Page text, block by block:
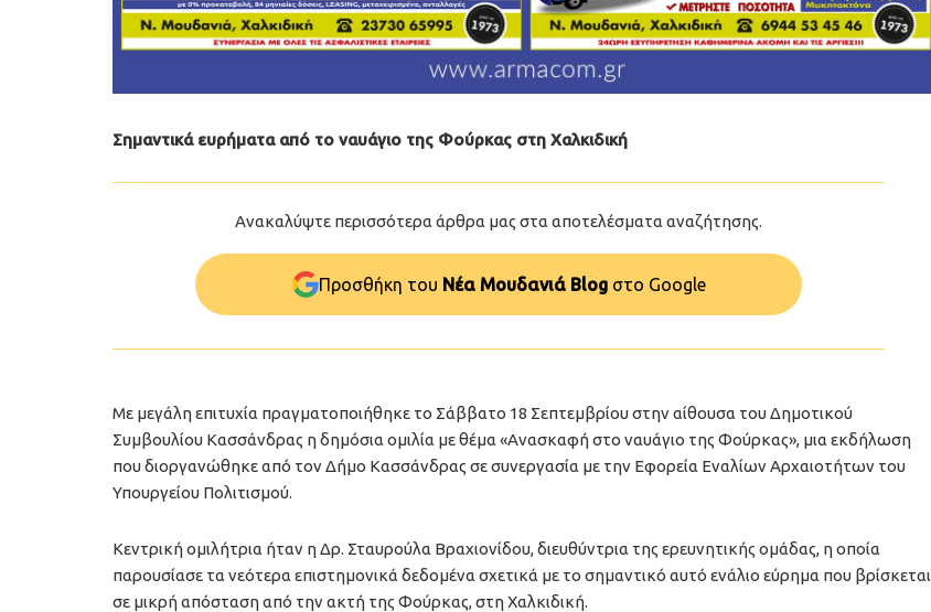
Σημαντικά ευρήματα από το ναυάγιο της Φούρκας στη Χαλκιδική
Ανακαλύψτε περισσότερα άρθρα μας στα αποτελέσματα αναζήτησης.
Προσθήκη του Νέα Μουδανιά Blogστo Google
Με μεγάλη επιτυχία πραγματοποιήθηκε το Σάββατο 18 Σεπτεμβρίου στην αίθουσα του Δημοτικού
Συμβουλίου Κασσάνδρας η δημόσια ομιλία με θέμα «Ανασκαφή στο ναυάγιο της Φούρκας», μια εκδήλωση
που διοργανώθηκε από τον Δήμο Κασσάνδρας σε συνεργασία με την Εφορεία Εναλίων Αρχαιοτήτων του
Υπουργείου Πολιτισμού.
Κεντρική ομιλήτρια ήταν η Δρ. Σταυρούλα Βραχιονίδου, διευθύντρια της ερευνητικής ομάδας, η οποία
παρουσίασε τα νεότερα επιστημονικά δεδομένα σχετικά με το σημαντικό αυτό ενάλιο εύρημα που βρίσκεται
σε μικρή απόσταση από την ακτή της Φούρκας, στη Χαλκιδική.